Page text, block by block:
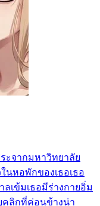
ะจากมหาวิทยาลัย
นหอพักของเธอเธอ
เข้มเธอมีร่างกายอิ่ม
คลิกที่ค่อนข้างน่า